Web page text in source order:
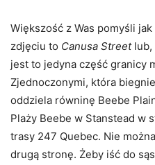
Większość z Was pomyśli
zdjęciu to Canusa Streetlub,
jest to jedyna część granicy
Zjednoczonymi, która
oddziela równinę Beebe
Plaży Beebe w Stanstead w
trasy 247 Quebec. Nie
drugą stronę. Żeby iść do